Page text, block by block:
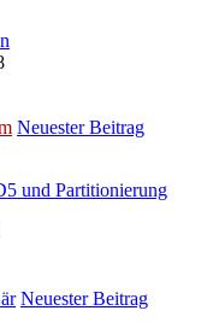
Neuester Beitrag
und Partitionierung
Neuester Beitrag